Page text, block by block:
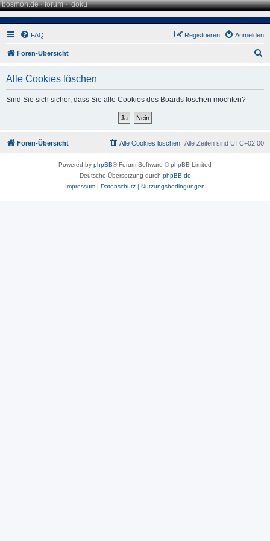
bosmon.de·forum·doku
FAQ Anmelden
Registrieren
Foren-Übersicht
Alle Cookies löschen
Sind Sie sich sicher, dass Sie alle Cookies des Boards löschen möchten?
Foren-Übersicht Alle Zeiten sind UTC+02:00
Alle Cookies löschen
Powered by phpBB® Forum Software © phpBB Limited
Deutsche Übersetzung durch phpBB.de
Impressum | Datenschutz | Nutzungsbedingungen